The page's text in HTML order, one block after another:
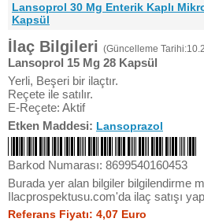
Lansoprol 30 Mg Enterik Kaplı
Kapsül
İlaç Bilgileri (Güncelleme
Lansoprol 15 Mg 28 Kapsül
Yerli, Beşeri bir ilaçtır.
Reçete ile satılır.
E-Reçete: Aktif
Etken Maddesi: Lansoprazol
Barkod Numarası: 8699540160453
Burada yer alan bilgiler bilgilendirme
Ilacprospektusu.com'da ilaç satışı
Referans Fiyatı: 4,07 Euro